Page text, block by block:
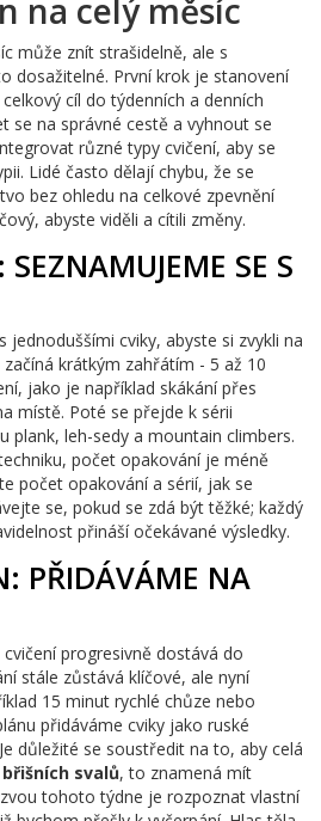
na celý měsíc
může znít strašidelně, ale s
dosažitelné. První krok je stanovení
cíl do týdenních a denních
se na správné cestě a vyhnout se
různé typy cvičení, aby se
Lidé často dělají chybu, že se
bez ohledu na celkové zpevnění
abyste viděli a cítili změny.
SE S
jednoduššími cviky, abyste si zvykli na
krátkým zahřátím - 5 až 10
jako je například skákání přes
místě. Poté se přejde k sérii
plank, leh-sedy a mountain climbers.
počet opakování je méně
počet opakování a sérií, jak se
se, pokud se zdá být těžké; každý
přináší očekávané výsledky.
PŘIDÁVÁME NA
progresivně dostává do
stále zůstává klíčové, ale nyní
15 minut rychlé chůze nebo
přidáváme cviky jako ruské
důležité se soustředit na to, aby celá
břišních svalů, to znamená mít
tohoto týdne je rozpoznat vlastní